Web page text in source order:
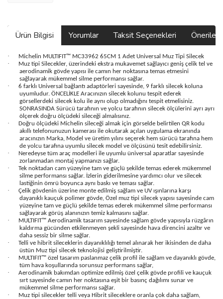
Ürün Bilgisi Yorumlar Taksit Seçenekleri
· Michelin MULTIFIT™ MC33962 65CM 1 Adet Universal Muz Tipi Silecek
·
Muz tipi Silecekler, üzerindeki ekstra mukavemet sağlayıcı geniş çelik tel ve
aerodinamik gövde yapısı ile camın her noktasına temas etmesini
sağlayarak mükemmel silme performansı sağlar.
·
6 farklı Universal bağlantı adaptörleri sayesinde, 9 farklı silecek koluna
uyumludur. ÖNCELİKLE Aracınızın silecek kolunu tespit ederek
görsellerdeki silecek kolu ile aynı olup olmadığını tespit etmelisiniz.
SONRASINDA Sürücü tarafının ve yolcu tarafının silecek ölçülerini ayrı ayrı
ölçerek doğru ölçüdeki sileceği almalısınız.
·
Doğru ölçüdeki Michelin sileceği almak için görselde belirtilen QR kodu
akıllı telefonunuzun kamerası ile okutarak açılan uygulama ekranında
aracınızın Marka, Model ve üretim yılını seçerek hem sürücü tarafına hem
de yolcu tarafına uyumlu silecek model ve ölçüsünü tesit edebilirsiniz.
·
Neredeyse tüm araç modelleri ile uyumlu üniversal aparatlar sayesinde
zorlanmadan montaj yapmanızı sağlar.
·
Tek noktadan cam yüzeyine tam ve güçlü şekilde temas ederek mükemmel
silme performansı sağlar. İzlerin giderilmesine yardımcı olur ve silecek
lastiğinin ömrü boyunca aynı baskı ve teması sağlar.
·
Çelik gövdenin üzerine monte edilmiş sağlam ve UV ışınlarına karşı
dayanıklı kauçuk polimer gövde, Özel muz tipi silecek yapısı sayesinde cam
yüzeyine tam ve güçlü şekilde temas ederek mükemmel silme performansı
sağlayarak görüş alanınızın temiz kalmasını sağlar.
·
MULTIFIT™ Aerodinamik tasarım sayesinde sağlam gövde yapısıyla rüzgârın
kaldırma gücünden etkilenmeyen şekli sayesinde hava direncini azaltır ve
daha sessiz bir silme sağlar.
·
Telli ve hibrit sileceklerin dayanıklılığı temel alınarak her ikisinden de daha
üstün Muz tipi silecek teknolojisi geliştirilmiştir.
·
MULTIFIT™ özel tasarım paslanmaz çelik profil ile sağlam ve dayanıklı gövde,
tüm hava koşullarında sorunsuz performans sağlar,
·
Aerodinamik bakımdan optimize edilmiş özel çelik gövde profili ve kauçuk
sırt sayesinde camın her noktasına eşit bir basınç dağılımı sunar ve
mükemmel silme performansı sağlar.
·
Muz tipi silecekler telli veya Hibrit sileceklere oranla çok daha sağlam,